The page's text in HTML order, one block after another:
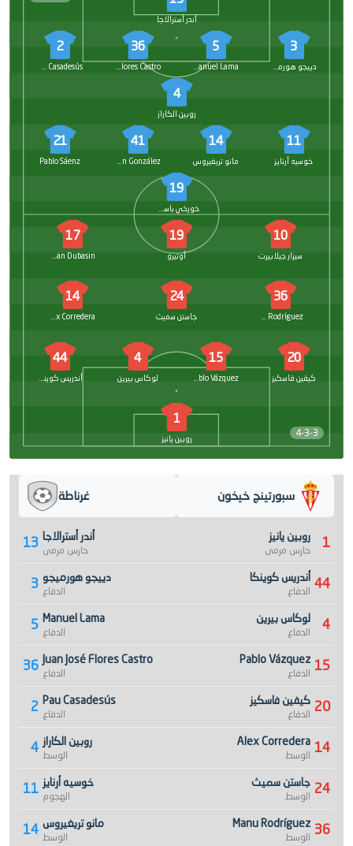
أندر أسترالاجا
3
دييجو هورميجو
5
Manuel Lama
36
Juan José Flores Castro
2
Pau Casadesús
4
روبين الكاراز
11
خوسيه أرنايز
14
مانو تريغيروس
41
Izan González
21
Pablo Sáenz
19
خورخي باسكوال
4-3-3
10
سيزار جيلابيرت
19
أوتيرو
17
Jonathan Dubasin
36
Manu Rodríguez
24
جاستن سميث
14
Alex Corredera
20
كيفين فاسكيز
15
Pablo Vázquez
4
لوكاس بيرين
44
أندريس كوينكا
1
روبين يانيز
غرناطة
13 أندر أسترالاجا
حارس مرمى
3 دييجو هورميجو
الدفاع
5 Manuel Lama
الدفاع
36 Juan José Flores Castro
الدفاع
2 Pau Casadesús
الدفاع
4 روبين الكاراز
الوسط
11 خوسيه أرنايز
الهجوم
14 مانو تريغيروس
الوسط
سبورتينج خيخون
1 روبين يانيز
حارس مرمى
44 أندريس كوينكا
الدفاع
4 لوكاس بيرين
الدفاع
15
Pablo Vázquez
الدفاع
20 كيفين فاسكيز
الدفاع
14
Alex Corredera
الوسط
24 جاستن سميث
الوسط
36
Manu Rodríguez
الوسط